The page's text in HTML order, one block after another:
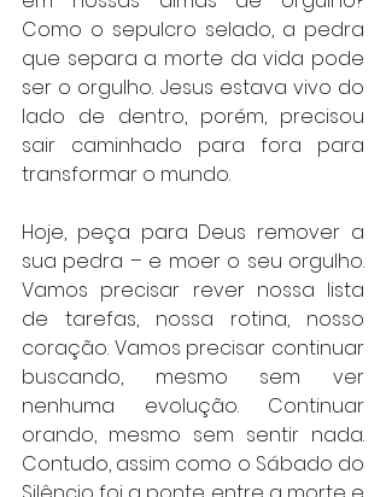
Como o sepulcro selado, a pedra
que separa a morte da vida pode
ser o orgulho. Jesus estava vivo do
lado de dentro, porém, precisou
sair caminhado para fora para
transformar o mundo.
Hoje, peça para Deus remover a
sua pedra – e moer o seu orgulho.
Vamos precisar rever nossa lista
de tarefas, nossa rotina, nosso
coração. Vamos precisar continuar
buscando, mesmo sem ver
nenhuma evolução. Continuar
orando, mesmo sem sentir nada.
Contudo, assim como o Sábado do